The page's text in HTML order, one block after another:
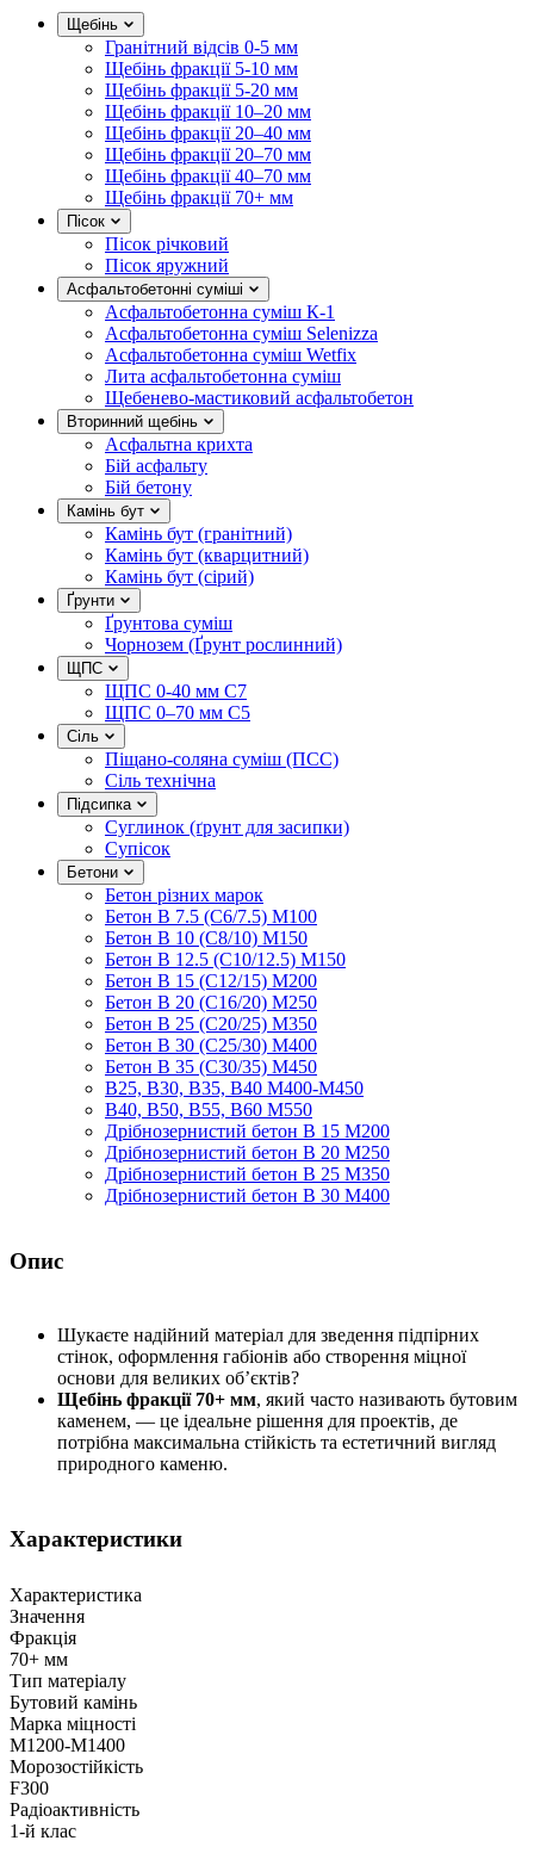
Щебінь
Гранітний відсів 0-5 мм
Щебінь фракції 5-10 мм
Щебінь фракції 5-20 мм
Щебінь фракції 10–20 мм
Щебінь фракції 20–40 мм
Щебінь фракції 20–70 мм
Щебінь фракції 40–70 мм
Щебінь фракції 70+ мм
Пісок
Пісок річковий
Пісок яружний
Асфальтобетонні суміші
Асфальтобетонна суміш К-1
Асфальтобетонна суміш Selenizza
Асфальтобетонна суміш Wetfix
Лита асфальтобетонна суміш
Щебенево-мастиковий асфальтобетон
Вторинний щебінь
Асфальтна крихта
Бій асфальту
Бій бетону
Камінь бут
Камінь бут (гранітний)
Камінь бут (кварцитний)
Камінь бут (сірий)
Ґрунти
Ґрунтова суміш
Чорнозем (Ґрунт рослинний)
ЩПС
ЩПС 0-40 мм С7
ЩПС 0–70 мм С5
Сіль
Піщано-соляна суміш (ПСС)
Сіль технічна
Підсипка
Суглинок (ґрунт для засипки)
Супісок
Бетони
Бетон різних марок
Бетон B 7.5 (C6/7.5) M100
Бетон B 10 (C8/10) M150
Бетон B 12.5 (C10/12.5) M150
Бетон B 15 (C12/15) M200
Бетон B 20 (C16/20) M250
Бетон B 25 (C20/25) M350
Бетон B 30 (C25/30) M400
Бетон B 35 (C30/35) M450
B25, B30, B35, B40 M400-M450
B40, B50, B55, B60 M550
Дрібнозернистий бетон B 15 M200
Дрібнозернистий бетон B 20 M250
Дрібнозернистий бетон B 25 M350
Дрібнозернистий бетон B 30 M400
Опис
Шукаєте надійний матеріал для зведення підпірних
стінок, оформлення габіонів або створення міцної
основи для великих об’єктів?
Щебінь фракції 70+ мм, який часто називають бутовим
каменем, — це ідеальне рішення для проектів, де
потрібна максимальна стійкість та естетичний вигляд
природного каменю.
Характеристики
Характеристика
Значення
Фракція
70+ мм
Тип матеріалу
Бутовий камінь
Марка міцності
М1200-М1400
Морозостійкість
F300
Радіоактивність
1-й клас